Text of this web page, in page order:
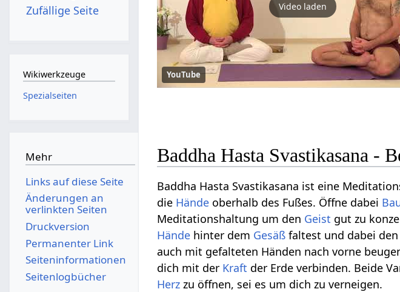
Video laden
YouTube
Baddha Hasta Svastikasana -
Baddha Hasta Svastikasana ist eine
die Hände oberhalb des Fußes. Öffne dabei
Meditationshaltung um den Geist gut zu
Hände hinter dem Gesäß faltest und dabei
auch mit gefalteten Händen nach vorne
dich mit der Kraft der Erde verbinden. Beide
Herz zu öffnen, sei es um dich zu verneigen.
Zufällige Seite
Wikiwerkzeuge
Spezialseiten
Mehr
Links auf diese Seite
Änderungen an
verlinkten Seiten
Druckversion
Permanenter Link
Seiten­­informationen
Seitenlogbücher